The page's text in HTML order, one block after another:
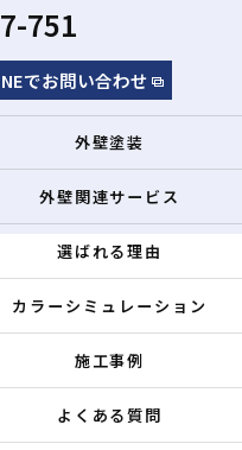
751
でお問い合わせ
外壁塗装
外壁関連サービス
選ばれる理由
カラーシミュレーション
施工事例
よくある質問